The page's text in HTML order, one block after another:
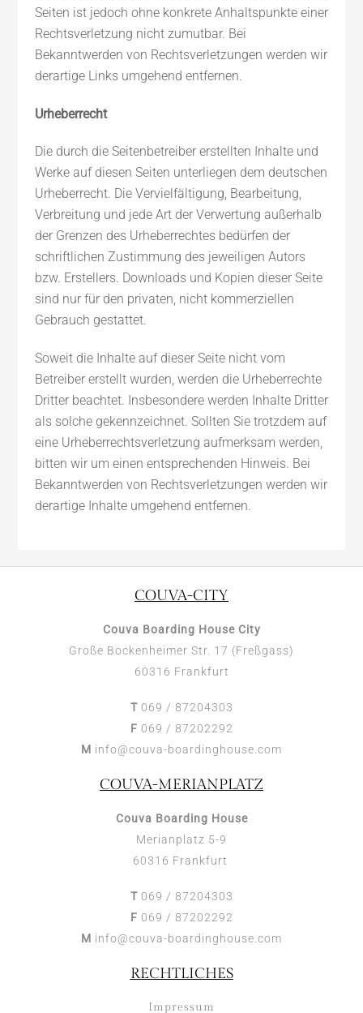
Seiten ist jedoch ohne konkrete Anhaltspunkte einer
Rechtsverletzung nicht zumutbar. Bei
Bekanntwerden von Rechtsverletzungen werden wir
derartige Links umgehend entfernen.
Urheberrecht
Die durch die Seitenbetreiber erstellten Inhalte und
Werke auf diesen Seiten unterliegen dem deutschen
Urheberrecht. Die Vervielfältigung, Bearbeitung,
Verbreitung und jede Art der Verwertung außerhalb
der Grenzen des Urheberrechtes bedürfen der
schriftlichen Zustimmung des jeweiligen Autors
bzw. Erstellers. Downloads und Kopien dieser Seite
sind nur für den privaten, nicht kommerziellen
Gebrauch gestattet.
Soweit die Inhalte auf dieser Seite nicht vom
Betreiber erstellt wurden, werden die Urheberrechte
Dritter beachtet. Insbesondere werden Inhalte Dritter
als solche gekennzeichnet. Sollten Sie trotzdem auf
eine Urheberrechtsverletzung aufmerksam werden,
bitten wir um einen entsprechenden Hinweis. Bei
Bekanntwerden von Rechtsverletzungen werden wir
derartige Inhalte umgehend entfernen.
COUVA-CITY
Couva Boarding House City
Große Bockenheimer Str. 17 (Freßgass)
60316 Frankfurt
T 069 / 87204303
F 069 / 87202292
M info@couva-boardinghouse.com
COUVA-MERIANPLATZ
Couva Boarding House
Merianplatz 5-9
60316 Frankfurt
T 069 / 87204303
F 069 / 87202292
M info@couva-boardinghouse.com
RECHTLICHES
Impressum